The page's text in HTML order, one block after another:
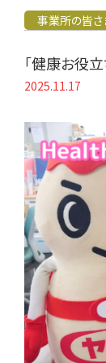
事業所の皆さ
「健康お役
2025.11.17